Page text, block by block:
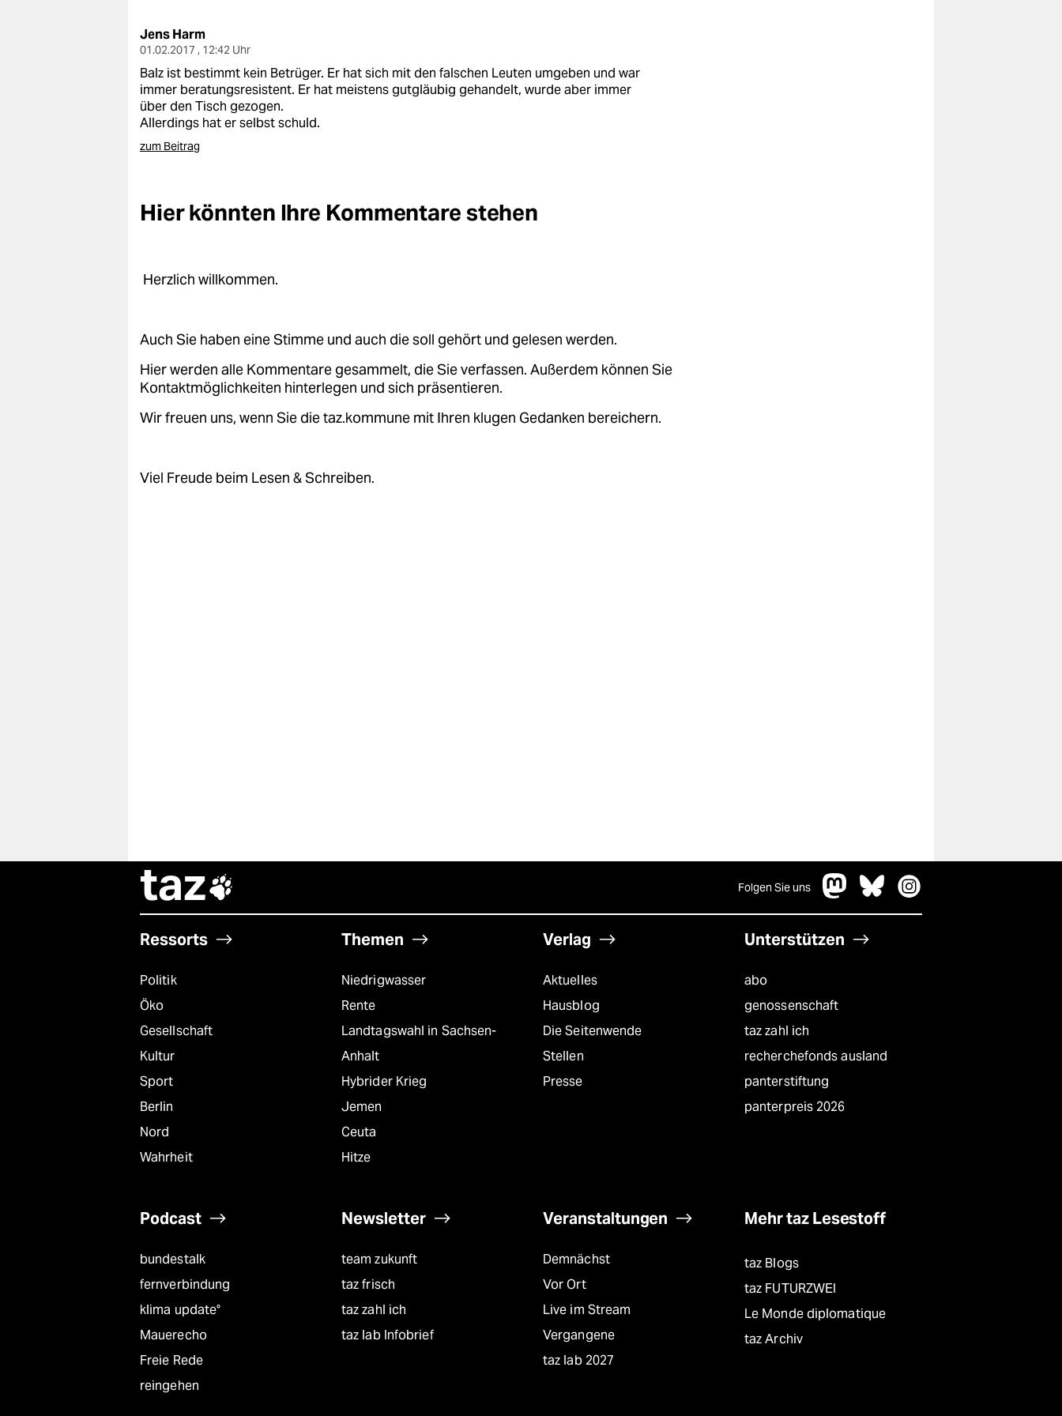
nord
wahrheit
verlag
verlag
shop
Jens Harm
01.02.2017 , 12:42 Uhr
Balz ist bestimmt kein Betrüger. Er hat sich mit den falschen Leuten umgeben und war
immer beratungsresistent. Er hat meistens gutgläubig gehandelt, wurde aber immer
über den Tisch gezogen.
Allerdings hat er selbst schuld.
zum Beitrag
Hier könnten Ihre Kommentare stehen
Herzlich willkommen.
Auch Sie haben eine Stimme und auch die soll gehört und gelesen werden.
Hier werden alle Kommentare gesammelt, die Sie verfassen. Außerdem können Sie
Kontaktmöglichkeiten hinterlegen und sich präsentieren.
Wir freuen uns, wenn Sie die taz.kommune mit Ihren klugen Gedanken bereichern.
Viel Freude beim Lesen & Schreiben.
taz Folgen Sie uns
Ressorts
Politik
Öko
Gesellschaft
Kultur
Sport
Berlin
Nord
Wahrheit
Themen
Niedrigwasser
Rente
Landtagswahl in Sachsen-
Anhalt
Hybrider Krieg
Jemen
Ceuta
Hitze
Verlag
Aktuelles
Hausblog
Die Seitenwende
Stellen
Presse
Unterstützen
abo
genossenschaft
taz zahl ich
recherchefonds ausland
panterstiftung
panterpreis 2026
Podcast
bundestalk
fernverbindung
klima update°
Mauerecho
Freie Rede
reingehen
Newsletter
team zukunft
taz frisch
taz zahl ich
taz lab Infobrief
Veranstaltungen
Demnächst
Vor Ort
Live im Stream
Vergangene
taz lab 2027
Mehr taz Lesestoff
taz Blogs
taz FUTURZWEI
Le Monde diplomatique
taz Archiv